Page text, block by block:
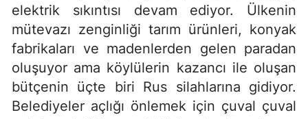
elektrik sıkıntısı devam ediyor. Ülkenin
mütevazı zenginliği tarım ürünleri, konyak
fabrikaları ve madenlerden gelen paradan
oluşuyor ama köylülerin kazancı ile oluşan
bütçenin üçte biri Rus silahlarına gidiyor.
Belediyeler açlığı önlemek için çuval çuval